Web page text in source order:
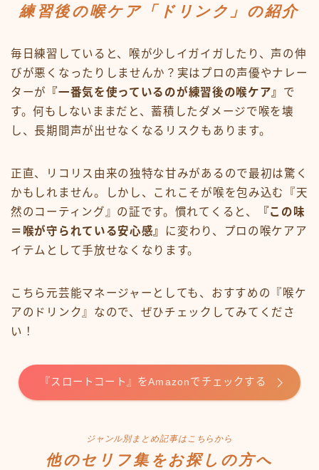
練習後の喉ケア「ドリンク」の紹介
毎日練習していると、喉が少しイガイガしたり、声の伸
びが悪くなったりしませんか？実はプロの声優やナレー
ターが
『一番気を使っているのが練習後の喉ケア』 で
す。何もしないままだと、蓄積したダメージで喉を壊
し、長期間声が出せなくなるリスクもあります。
正直、リコリス由来の独特な甘みがあるので最初は驚く
かもしれません。しかし、これこそが喉を包み込む『天
然のコーティング』の証です。慣れてくると、
『この味
＝喉が守られている安心感』
に変わり、プロの喉ケアア
イテムとして手放せなくなります。
こちら元芸能マネージャーとしても、おすすめの『喉ケ
アのドリンク』なので、ぜひチェックしてみてくださ
い！
『スロートコート』をAmazonでチェックする
ジャンル別まとめ記事はこちらから
他のセリフ集をお探しの方へ